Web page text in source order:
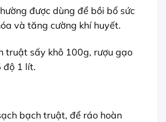
được dùng để bồi bổ sức
và tăng cường khí huyết.
truật sấy khô 100g, rượu gạo
độ 1 lít.
bạch truật, để ráo hoàn